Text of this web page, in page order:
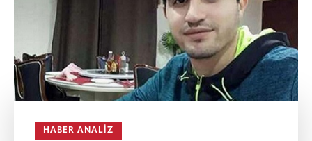
HABER ANALIZ